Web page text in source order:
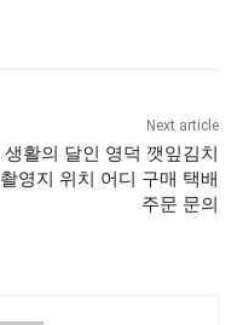
Next article
생활의 달인 영덕 깻잎김치
촬영지 위치 어디 구매 택배
주문 문의